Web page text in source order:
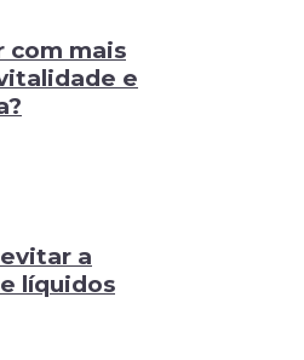
com mais
e
a
líquidos